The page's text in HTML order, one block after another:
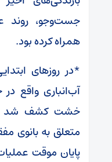
جست‌وجو، روند
همراه کرده بود.
*در روزهای
آب‌انباری واقع
خشت کشف شد
متعلق به بانوی
پایان موقت